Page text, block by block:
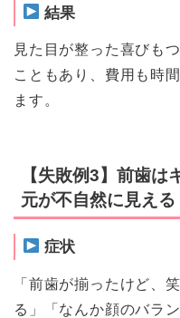
結果
見た目が整った喜びも
こともあり、費用も時
ます。
【失敗例3】前歯は
元が不自然に見える
症状
「前歯が揃ったけど、
る」「なんか顔のバラ